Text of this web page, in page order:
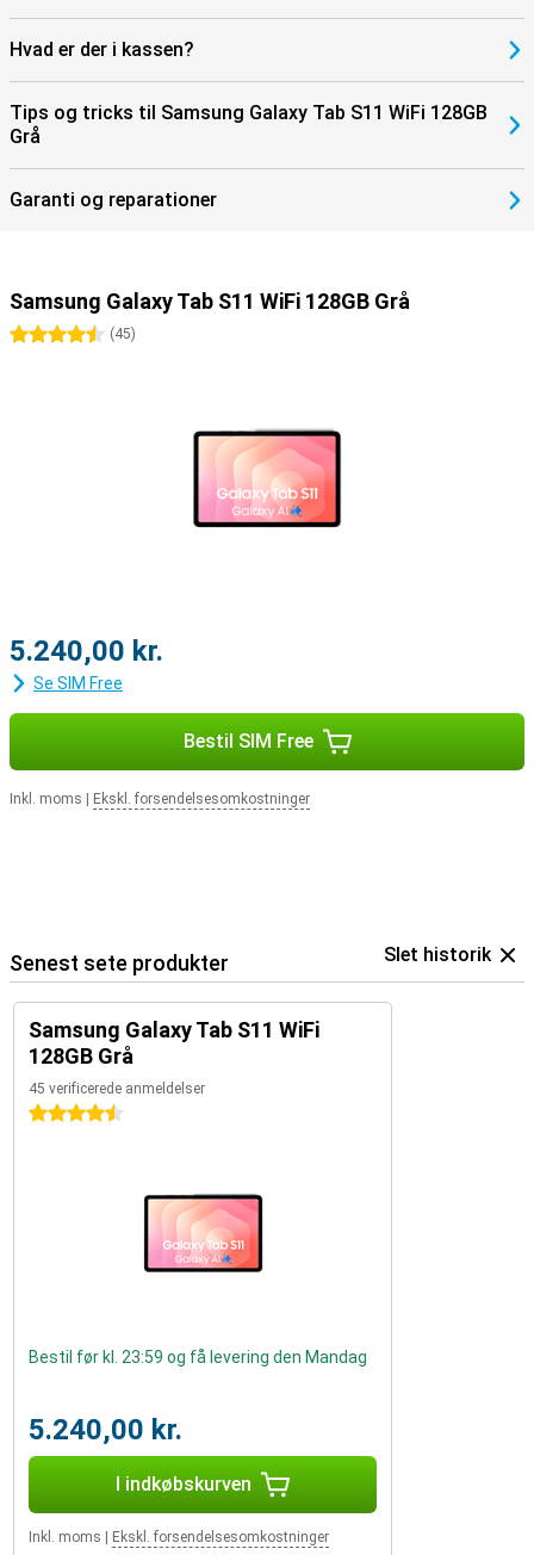
Hvad er der i kassen?
Tips og tricks til Samsung Galaxy Tab S11 WiFi 128GB
Grå
Garanti og reparationer
Samsung Galaxy Tab S11 WiFi 128GB Grå
4.5 stjerner
(45)
5.240,00 kr.
Se SIM Free
Bestil SIM Free
Inkl. moms Ekskl. forsendelsesomkostninger
Senest sete produkter Slet historik
Samsung Galaxy Tab S11 WiFi
128GB Grå
45 verificerede anmeldelser
4.5 stjerner
Bestil før kl. 23:59 og få levering den Mandag
5.240,00 kr.
I indkøbskurven
Inkl. moms Ekskl. forsendelsesomkostninger